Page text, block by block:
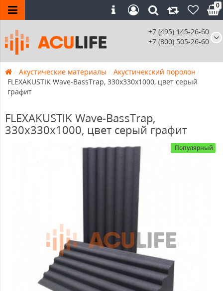
+7 (495) 145-26-60
+7 (800) 505-26-60
0
Акустические материалы
Акустичекский поролон
FLEXAKUSTIK Wave-BassTrap, 330x330х1000, цвет серый
графит
FLEXAKUSTIK Wave-BassTrap,
330x330х1000, цвет серый графит
Популярный